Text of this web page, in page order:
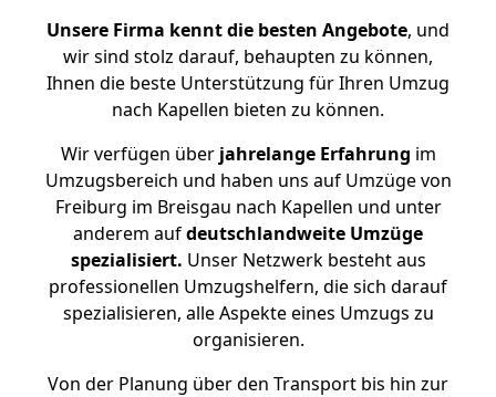
Unsere Firma kennt die besten Angebote, und
wir sind stolz darauf, behaupten zu können,
Ihnen die beste Unterstützung für Ihren Umzug
nach Kapellen bieten zu können.
Wir verfügen überjahrelange Erfahrung im
Umzugsbereich und haben uns auf Umzüge von
Freiburg im Breisgau nach Kapellen und unter
anderem aufdeutschlandweite Umzüge
spezialisiert. Unser Netzwerk besteht aus
professionellen Umzugshelfern, die sich darauf
spezialisieren, alle Aspekte eines Umzugs zu
organisieren.
Von der Planung über den Transport bis hin zur